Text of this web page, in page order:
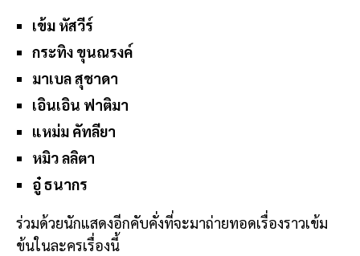
เข้ม หัสวีร์
กระทิง ขุนณรงค์
มาเบล สุชาดา
เอินเอิน ฟาติมา
แหม่ม คัทลียา
หมิว ลลิตา
อู๋ ธนากร
ร่วมด้วยนักแสดงอีกคับคั่งที่จะมาถ่ายทอดเรื่องราวเข้ม
ข้นในละครเรื่องนี้